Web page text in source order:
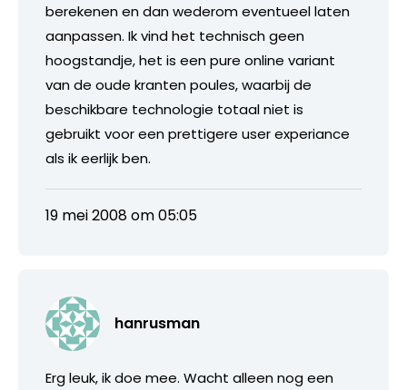
berekenen en dan wederom eventueel laten
aanpassen. Ik vind het technisch geen
hoogstandje, het is een pure online variant
van de oude kranten poules, waarbij de
beschikbare technologie totaal niet is
gebruikt voor een prettigere user experiance
als ik eerlijk ben.
19 mei 2008 om 05:05
hanrusman
Erg leuk, ik doe mee. Wacht alleen nog een